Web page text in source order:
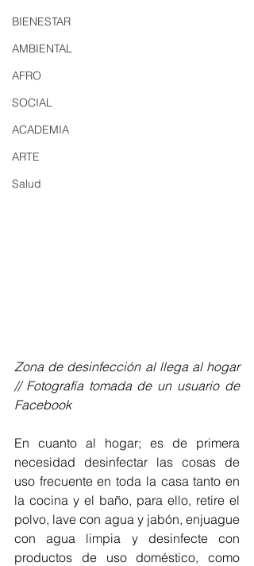
BIENESTAR
AMBIENTAL
AFRO
SOCIAL
ACADEMIA
ARTE
Salud
Zona de desinfección al llega al hogar
// Fotografía tomada de un usuario de
Facebook
En cuanto al hogar; es de primera
necesidad desinfectar las cosas de
uso frecuente en toda la casa tanto en
la cocina y el baño, para ello, retire el
polvo, lave con agua y jabón, enjuague
con agua limpia y desinfecte con
productos de uso doméstico, como